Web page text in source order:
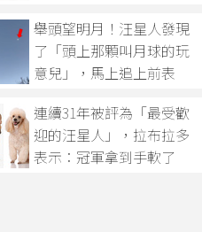
舉頭望明月！汪星人發現
了「頭上那顆叫月球的玩
意兒」，馬上追上前表
連續31年被評為「最受歡
迎的汪星人」，拉布拉多
表示：冠軍拿到手軟了